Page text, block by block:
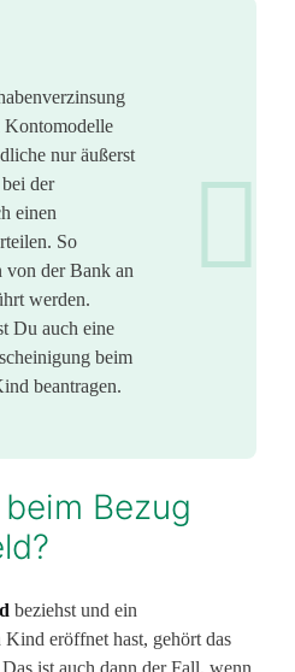
Kontomodelle
nur äußerst
der
einen
So
von der Bank an
werden.
Du auch eine
beim
beantragen.
Bezug
beziehst und ein
eröffnet hast, gehört das
ist auch dann der Fall, wenn